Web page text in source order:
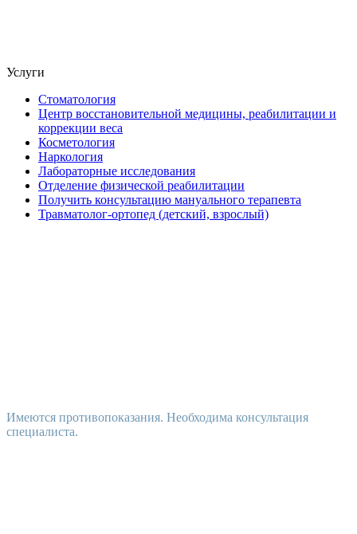
Услуги
Стоматология
Центр восстановительной медицины, реабилитации и
коррекции веса
Косметология
Наркология
Лабораторные исследования
Отделение физической реабилитации
Получить консультацию мануального терапевта
Травматолог-ортопед (детский, взрослый)
Имеются противопоказания. Необходима консультация
специалиста.